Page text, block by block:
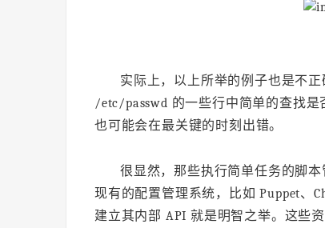
实际上，以上所举的例子也是不
/etc/passwd 的一些行中简单的查找是
也可能会在最关键的时刻出错。
很显然，那些执行简单任务的脚
现有的配置管理系统，比如 Puppet、
建立其内部 API 就是明智之举。这些